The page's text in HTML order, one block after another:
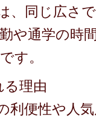
、同じ広さ
や通学の時
す。
る理由
利便性や人